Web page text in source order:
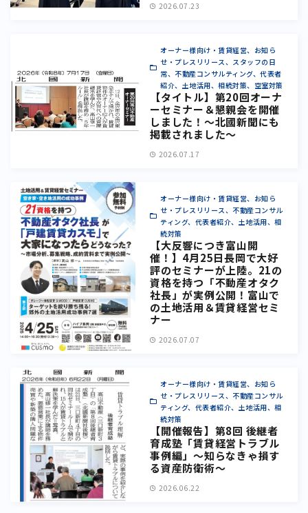
2026.07.23
オーナー様向け・賃貸経営、お知ら
せ・プレスリリース、スタッフの日
常、不動産コンサルティング、代表者
紹介、土地活用、相続対策、空室対策
【タイトル】第20回オーナ
ーセミナー＆懇親会を開催
しました！〜北國新聞にも
掲載されました〜
2026.07.17
オーナー様向け・賃貸経営、お知ら
せ・プレスリリース、不動産コンサル
ティング、代表者紹介、土地活用、相
続対策
【大反響につき富山開
催！】4月25日長岡で大好
評のセミナーが上陸。21の
資格を持つ「不動産オタク
社長」が実例公開！富山で
の土地活用＆賃貸経営セミ
ナー
2026.07.07
オーナー様向け・賃貸経営、お知ら
せ・プレスリリース、不動産コンサル
ティング、代表者紹介、土地活用、相
続対策
【開催報告】第8回 後継者
育成塾「賃貸経営トラブル
事例編」〜知らなきゃ損す
る資産防衛術〜
2026.06.22